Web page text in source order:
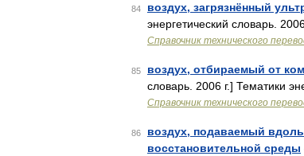
84 воздух, загрязнённый
энергетический словарь.
Справочник технического
85 воздух, отбираемый от
словарь. 2006 г.] Тематики
Справочник технического
86
воздух, подаваемый
восстановительной среды